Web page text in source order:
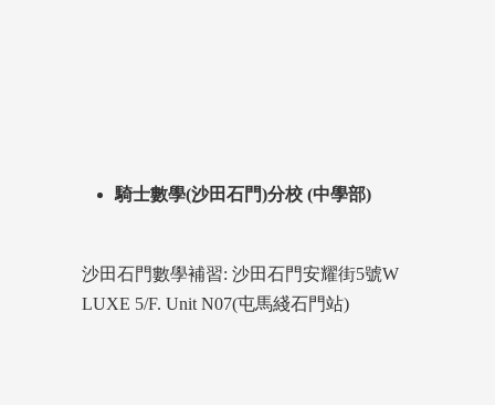
騎士數學(沙田石門)分校 (中學部)
沙田石門數學補習: 沙田石門安耀街5號W
LUXE 5/F. Unit N07(屯馬綫石門站)